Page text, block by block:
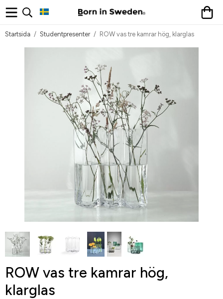
Startsida / Studentpresenter / ROW vas tre kamrar hög, klarglas
ROW vas tre kamrar hög,
klarglas